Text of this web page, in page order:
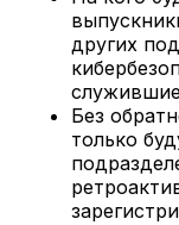
других
Без
только